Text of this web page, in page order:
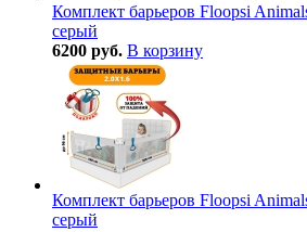
Комплект барьеров Floopsi
серый
6200 руб. В корзину
Комплект барьеров Floopsi
серый